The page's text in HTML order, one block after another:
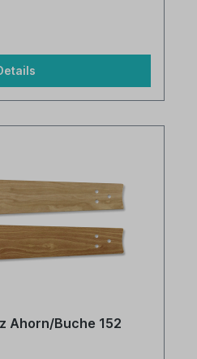
Ahorn/Buche 152